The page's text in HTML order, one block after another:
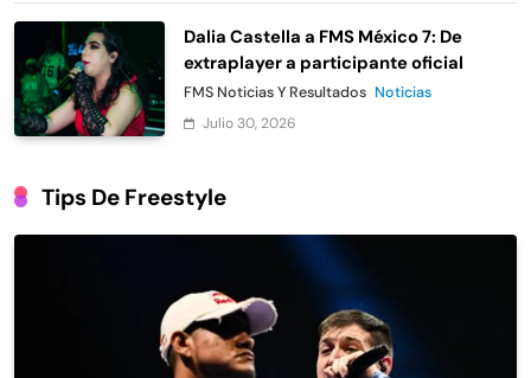
Dalia Castella a FMS México 7: De
extraplayer a participante oficial
FMS Noticias Y Resultados Noticias
Julio 30, 2026
Tips De Freestyle